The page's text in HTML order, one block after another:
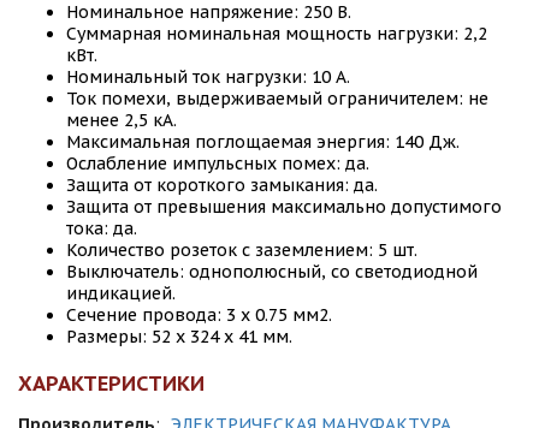
Номинальное напряжение: 250 B.
Суммарная номинальная мощность нагрузки: 2,2
кВт.
Номинальный ток нагрузки: 10 А.
Ток помехи, выдерживаемый ограничителем: не
менее 2,5 кА.
Максимальная поглощаемая энергия: 140 Дж.
Ослабление импульсных помех: да.
Защита от короткого замыкания: да.
Защита от превышения максимально допустимого
тока: да.
Количество розеток с заземлением: 5 шт.
Выключатель: однополюсный, со светодиодной
индикацией.
Сечение провода: 3 х 0.75 мм2.
Размеры: 52 х 324 х 41 мм.
ХАРАКТЕРИСТИКИ